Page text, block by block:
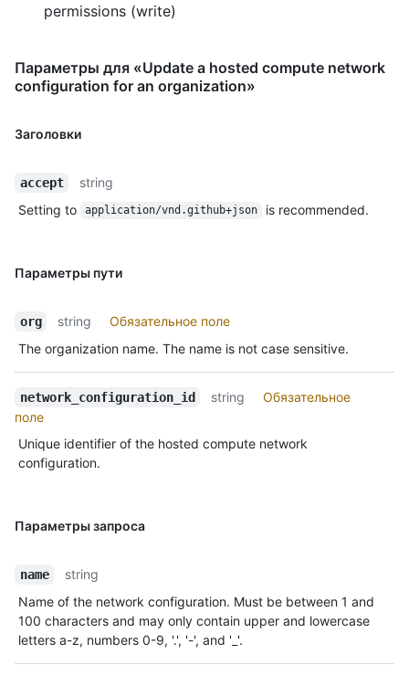
permissions (write)
Параметры для «Update a hosted compute network
configuration for an organization»
Заголовки
accept
string
Setting to
application/vnd.github+json is recommended.
Параметры пути
org string
Обязательное поле
The organization name. The name is not case sensitive.
network_configuration_id string
Обязательное
поле
Unique identifier of the hosted compute network
configuration.
Параметры запроса
name
string
Name of the network configuration. Must be between 1 and
100 characters and may only contain upper and lowercase
letters a-z, numbers 0-9, '.', '-', and '_'.